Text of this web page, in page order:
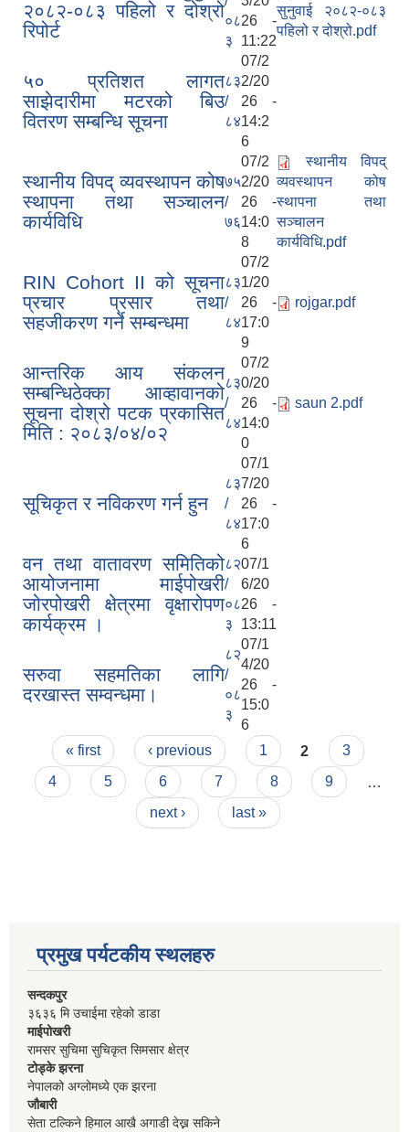
२०८२-०८३ पहिलो र दोश्रो
रिपोर्ट
०८
३
26 -
11:22
सुनुवाई २०८२-०८३
पहिलो र दोश्रो.pdf
५० प्रतिशत लागत
साझेदारीमा मटरको बिउ
वितरण सम्बन्धि सूचना
८३
/
८४
07/2
2/20
26 -
14:2
6
स्थानीय विपद् व्यवस्थापन कोष
स्थापना तथा सञ्चालन
कार्यविधि
७५
/
७६
07/2
2/20
26 -
14:0
8
स्थानीय विपद्
व्यवस्थापन कोष
स्थापना तथा
सञ्चालन
कार्यविधि.pdf
RIN Cohort II को सूचना
प्रचार प्रसार तथा
सहजीकरण गर्ने सम्बन्धमा
८३
/
८४
07/2
1/20
26 -
17:0
9
rojgar.pdf
आन्तरिक आय संकलन
सम्बन्धिठेक्का आव्हावानको
सूचना दोश्रो पटक प्रकासित
मिति : २०८३/०४/०२
८३
/
८४
07/2
0/20
26 -
14:0
0
saun 2.pdf
सूचिकृत र नविकरण गर्न हुन
८३
/
८४
07/1
7/20
26 -
17:0
6
वन तथा वातावरण समितिको
आयोजनामा माईपोखरी
जोरपोखरी क्षेत्रमा वृक्षारोपण
कार्यक्रम ।
८२
/
०८
३
07/1
6/20
26 -
13:11
सरुवा सहमतिका लागि
दरखास्त सम्वन्धमा।
८२
/
०८
३
07/1
4/20
26 -
15:0
6
Pages
« first ‹ previous 1 2
3
4
5 6 7 8 9
next ›
last »
प्रमुख पर्यटकीय स्थलहरु
सन्दकपुर
३६३६ मि उचाईमा रहेको डाडा
माईपोखरी
रामसर सुचिमा सुचिकृत सिमसार क्षेत्र
टोड्के झरना
नेपालको अग्लोमध्ये एक झरना
जौबारी
सेता टल्किने हिमाल आखै अगाडी देख्न सकिने